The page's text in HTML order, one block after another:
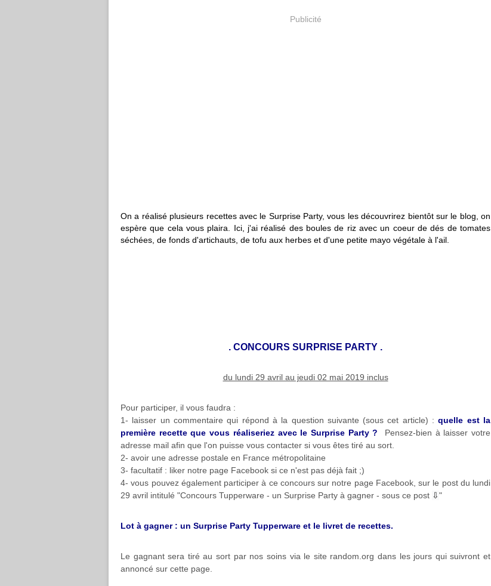
Publicité
On a réalisé plusieurs recettes avec le Surprise Party, vous les découvrirez bientôt sur le blog, on
espère que cela vous plaira. Ici, j'ai réalisé des boules de riz avec un coeur de dés de tomates
séchées, de fonds d'artichauts, de tofu aux herbes et d'une petite mayo végétale à l'ail.
. CONCOURS SURPRISE PARTY .
du lundi 29 avril au jeudi 02 mai 2019 inclus
Pour participer, il vous faudra :
1- laisser un commentaire qui répond à la question suivante (sous cet article) : quelle est la
première recette que vous réaliseriez avec le Surprise Party ? Pensez-bien à laisser votre
adresse mail afin que l'on puisse vous contacter si vous êtes tiré au sort.
2- avoir une adresse postale en France métropolitaine
3- facultatif : liker notre page Facebook si ce n'est pas déjà fait ;)
4- vous pouvez également participer à ce concours sur notre page Facebook, sur le post du lundi
29 avril intitulé "Concours Tupperware - un Surprise Party à gagner - sous ce post ⇩"
Lot à gagner : un Surprise Party Tupperware et le livret de recettes.
Le gagnant sera tiré au sort par nos soins via le site random.org dans les jours qui suivront et
annoncé sur cette page.